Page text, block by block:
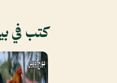
كتب في